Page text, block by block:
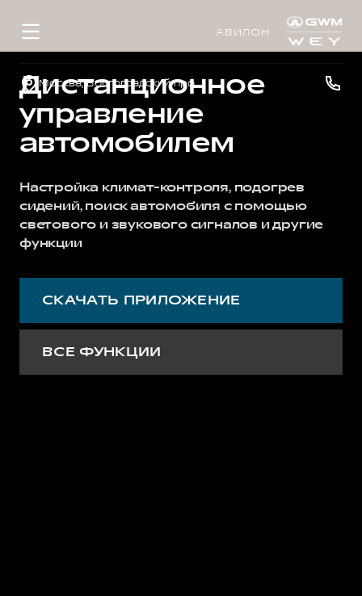
АВИЛОН
Москва, Волгоградский проспект, д.41, к.1
Дистанционное
управление
автомобилем
Настройка климат-контроля, подогрев
сидений, поиск автомобиля с помощью
светового и звукового сигналов и другие
функции
СКАЧАТЬ ПРИЛОЖЕНИЕ
ВСЕ ФУНКЦИИ